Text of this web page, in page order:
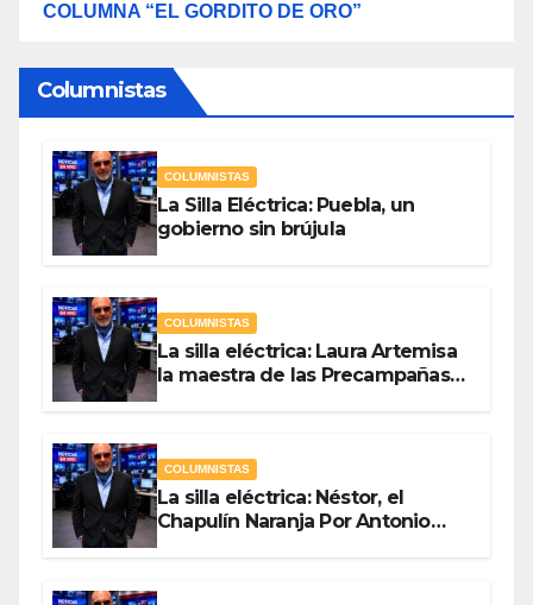
COLUMNA “EL GORDITO DE ORO”
Columnistas
COLUMNISTAS
La Silla Eléctrica: Puebla, un
gobierno sin brújula
COLUMNISTAS
La silla eléctrica: Laura Artemisa
la maestra de las Precampañas
COLUMNISTAS
La silla eléctrica: Néstor, el
Chapulín Naranja Por Antonio